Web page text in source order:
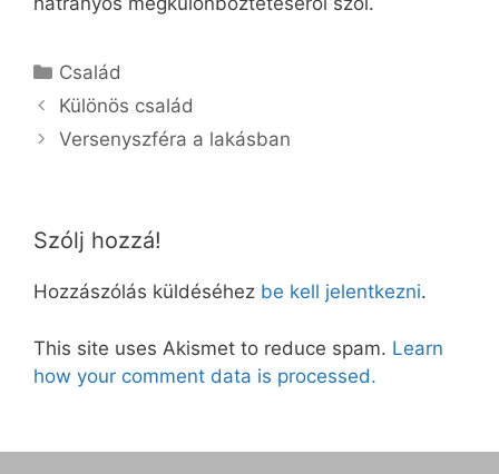
Kategória
Család
Különös család
Versenyszféra a lakásban
Szólj hozzá!
Hozzászólás küldéséhez be kell jelentkezni.
This site uses Akismet to reduce spam. Learn
how your comment data is processed.